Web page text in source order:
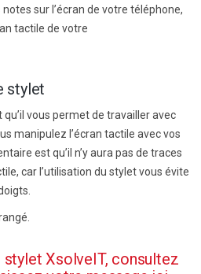
sur l’écran de votre téléphone,
tactile de votre
stylet
qu’il vous permet de travailler avec
manipulez l’écran tactile avec vos
est qu’il n’y aura pas de traces
car l’utilisation du stylet vous évite
XsolveIT, consultez